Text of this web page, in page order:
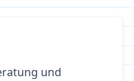
und